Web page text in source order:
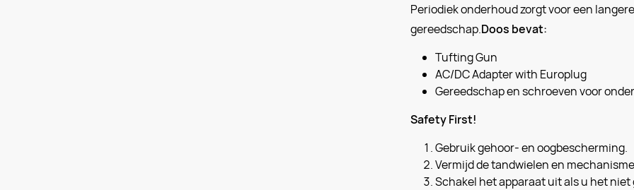
Periodiek onderhoud zorgt voor een
gereedschap.Doos bevat:
Tufting Gun
AC/DC Adapter with Europlug
Gereedschap en schroeven voor
Safety First!
Gebruik gehoor- en oogbescherming.
Vermijd de tandwielen en
Schakel het apparaat uit als u het niet